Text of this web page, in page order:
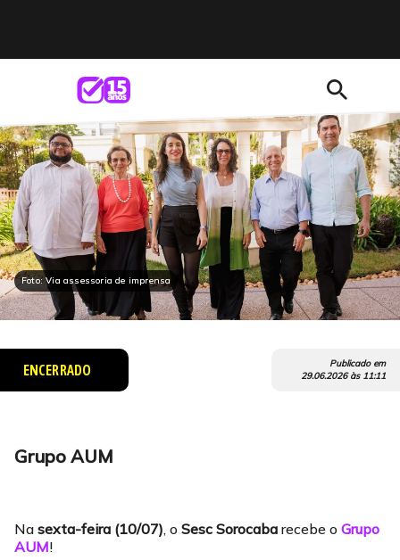
search
Foto: Via assessoria de imprensa
ENCERRADO
Publicado em
29.06.2026às 11:11
Grupo AUM
Na sexta-feira (10/07), o Sesc Sorocaba recebe o Grupo
AUM!